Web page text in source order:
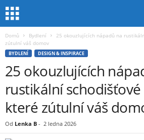
Domů Bydlení
25 okouzlujících nápadů na
zútulní váš domov
BYDLENÍ DESIGN & INSPIRACE
25 okouzlujících
rustikální
které zútulní váš
Od Lenka B - 2 ledna 2026